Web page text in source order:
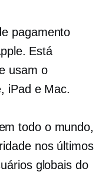
pagamento
Está
usam o
iPad e Mac.
todo o mundo,
nos últimos
globais do